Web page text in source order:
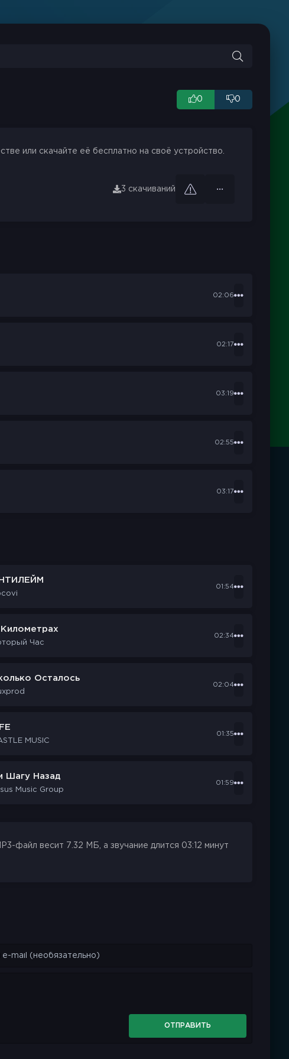
0 0
или скачайте её бесплатно на своё устройство.
3 скачиваний
02:06
02:17
03:19
02:55
03:17
01:54
Час
02:34
Осталось
02:04
MUSIC
01:35
Шагу Назад
Music Group
01:59
файл весит 7.32 МБ, а звучание длится 03:12 минут
ОТПРАВИТЬ